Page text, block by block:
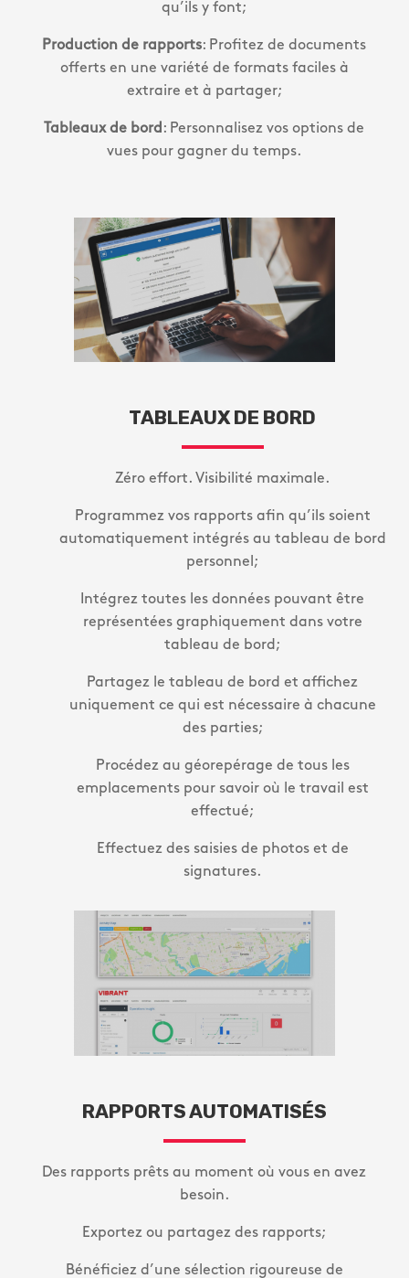
qu’ils y font;
Production de rapports: Profitez de documents
offerts en une variété de formats faciles à
extraire et à partager;
Tableaux de bord : Personnalisez vos options de
vues pour gagner du temps.
TABLEAUX DE BORD
Zéro effort. Visibilité maximale.
Programmez vos rapports afin qu’ils soient
automatiquement intégrés au tableau de bord
personnel;
Intégrez toutes les données pouvant être
représentées graphiquement dans votre
tableau de bord;
Partagez le tableau de bord et affichez
uniquement ce qui est nécessaire à chacune
des parties;
Procédez au géorepérage de tous les
emplacements pour savoir où le travail est
effectué;
Effectuez des saisies de photos et de
signatures.
RAPPORTS AUTOMATISÉS
Des rapports prêts au moment où vous en avez
besoin.
Exportez ou partagez des rapports;
Bénéficiez d’une sélection rigoureuse de